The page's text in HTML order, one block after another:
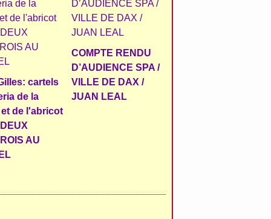
cartels
de la
de l'abricot
AU
COMPTE RENDU
D’AUDIENCE SPA /
VILLE DE DAX /
JUAN LEAL